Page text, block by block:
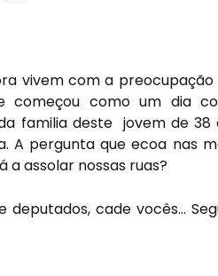
vivem com a preocupação
começou como um dia
familia deste jovem de 38
A pergunta que ecoa nas
a assolar nossas ruas?
deputados, cade vocês...